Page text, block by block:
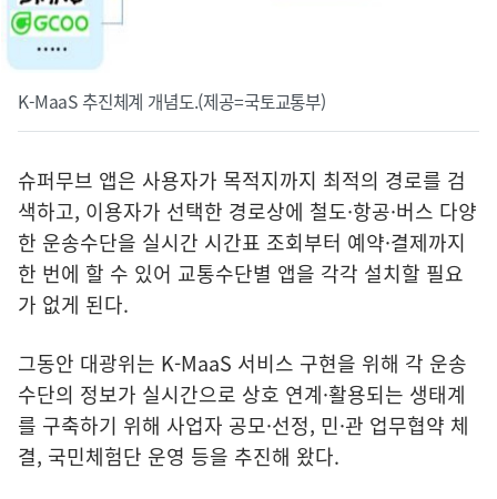
K-MaaS 추진체계 개념도.(제공=국토교통부)
슈퍼무브 앱은 사용자가 목적지까지 최적의 경로를 검
색하고, 이용자가 선택한 경로상에 철도·항공·버스 다양
한 운송수단을 실시간 시간표 조회부터 예약·결제까지
한 번에 할 수 있어 교통수단별 앱을 각각 설치할 필요
가 없게 된다.
그동안 대광위는 K-MaaS 서비스 구현을 위해 각 운송
수단의 정보가 실시간으로 상호 연계·활용되는 생태계
를 구축하기 위해 사업자 공모·선정, 민·관 업무협약 체
결, 국민체험단 운영 등을 추진해 왔다.